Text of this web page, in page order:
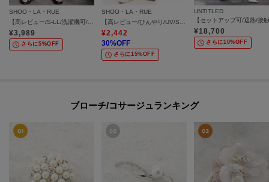
SHOO・LA・RUE
【高レビュー/S-LL/洗濯機可/セットアップ可】着丈選べる 軽凛(かろりん) ひんやりフラップイージーパンツ
¥3,989
さらに5%OFF
SHOO・LA・RUE
【高レビュー/ひんやり/UV/SS-3L/セットアップ可】さらさらぷるん イージーテーパードパンツ
¥2,442
30%OFF
さらに15%OFF
UNTITLED
¥18,700
さらに10%OFF
ブローチ/コサージュランキング